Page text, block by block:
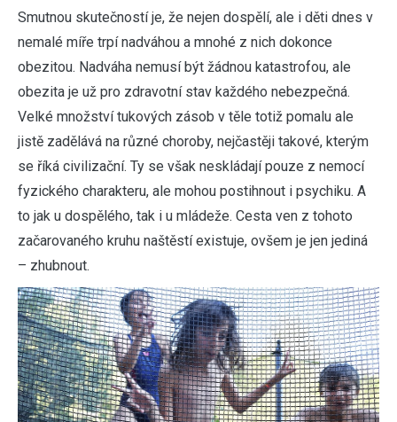
Smutnou skutečností je, že nejen dospělí, ale i děti dnes v
nemalé míře trpí nadváhou a mnohé z nich dokonce
obezitou. Nadváha nemusí být žádnou katastrofou, ale
obezita je už pro zdravotní stav každého nebezpečná.
Velké množství tukových zásob v těle totiž pomalu ale
jistě zadělává na různé choroby, nejčastěji takové, kterým
se říká civilizační. Ty se však neskládají pouze z nemocí
fyzického charakteru, ale mohou postihnout i psychiku. A
to jak u dospělého, tak i u mládeže. Cesta ven z tohoto
začarovaného kruhu naštěstí existuje, ovšem je jen jediná
– zhubnout.